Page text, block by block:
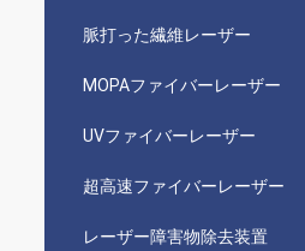
脈打った繊維レーザー
MOPAファイバーレーザー
UVファイバーレーザー
超高速ファイバーレーザー
レーザー障害物除去装置